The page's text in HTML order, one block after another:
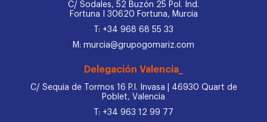
C/ Sodales, 52 Buzón 25 Pol. Ind.
Fortuna I 30620 Fortuna, Murcia
T: +34 968 68 55 33
M: murcia@grupogomariz.com
Delegación Valencia_
C/ Sequia de Tormos 16 P.I. Invasa | 46930 Quart de
Poblet, Valencia
T: +34 963 12 99 77